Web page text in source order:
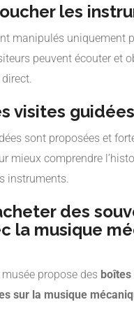
les
manipulés uniquement
peuvent écouter et
visites
sont proposées et
mieux comprendre
instruments.
des
la musique
propose des boîtes
sur la musique